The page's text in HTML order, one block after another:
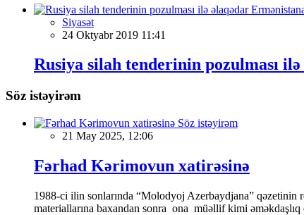
Siyasət
24 Oktyabr 2019 11:41
Rusiya silah tenderinin pozulması
Söz istəyirəm
Söz istəyirəm
21 May 2025, 12:06
Fərhad Kərimovun xatirəsinə
1988-ci ilin sonlarında “Molodyoj Azerbaydjana” qəzetinin
materiallarına baxandan sonra ona müəllif kimi